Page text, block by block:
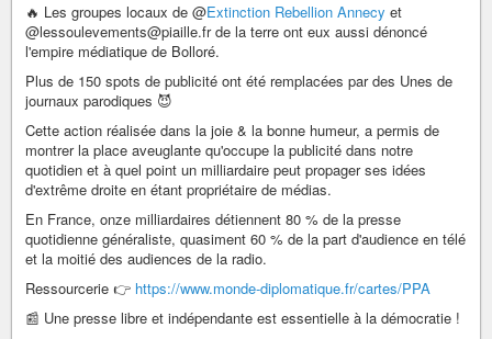
🔥 Les groupes locaux de @Extinction Rebellion Annecy et
@lessoulevements@piaille.fr de la terre ont eux aussi dénoncé
l'empire médiatique de Bolloré.
Plus de 150 spots de publicité ont été remplacées par des Unes de
journaux parodiques 😈
Cette action réalisée dans la joie & la bonne humeur, a permis de
montrer la place aveuglante qu'occupe la publicité dans notre
quotidien et à quel point un milliardaire peut propager ses idées
d'extrême droite en étant propriétaire de médias.
En France, onze milliardaires détiennent 80 % de la presse
quotidienne généraliste, quasiment 60 % de la part d'audience en télé
et la moitié des audiences de la radio.
Ressourcerie 👉 https://www.monde-diplomatique.fr/cartes/PPA
📰 Une presse libre et indépendante est essentielle à la démocratie !